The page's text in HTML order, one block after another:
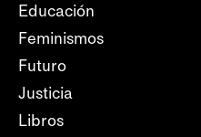
Educación
Feminismos
Futuro
Justicia
Libros